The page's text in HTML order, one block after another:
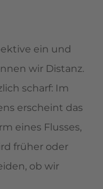
ein und
wir Distanz.
scharf: Im
erscheint das
eines Flusses,
früher oder
ob wir